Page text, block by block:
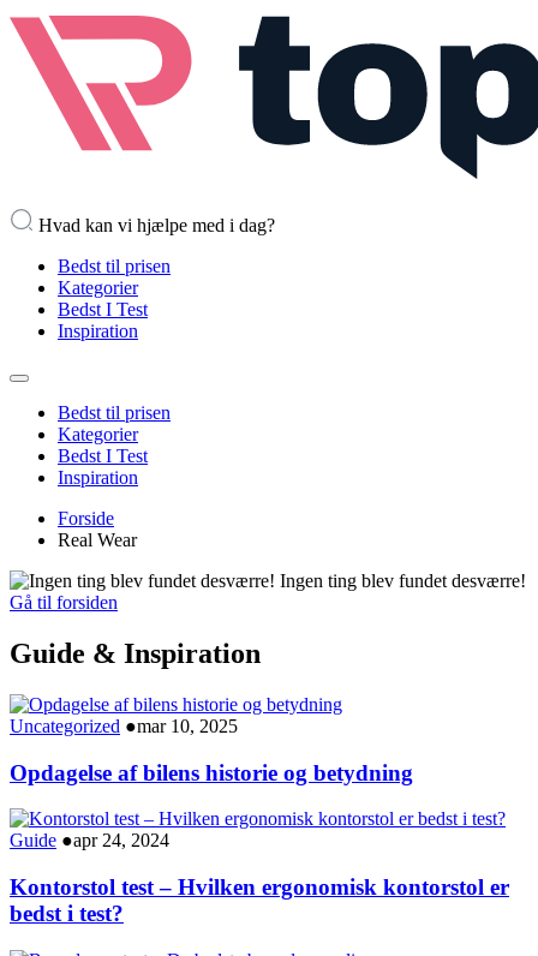
Hvad kan vi hjælpe med i dag?
Bedst til prisen
Kategorier
Bedst I Test
Inspiration
Bedst til prisen
Kategorier
Bedst I Test
Inspiration
Forside
Real Wear
Ingen ting blev fundet desværre!
Gå til forsiden
Guide & Inspiration
Uncategorized ●mar 10, 2025
Opdagelse af bilens historie og betydning
Guide ●apr 24, 2024
Kontorstol test – Hvilken ergonomisk kontorstol er
bedst i test?